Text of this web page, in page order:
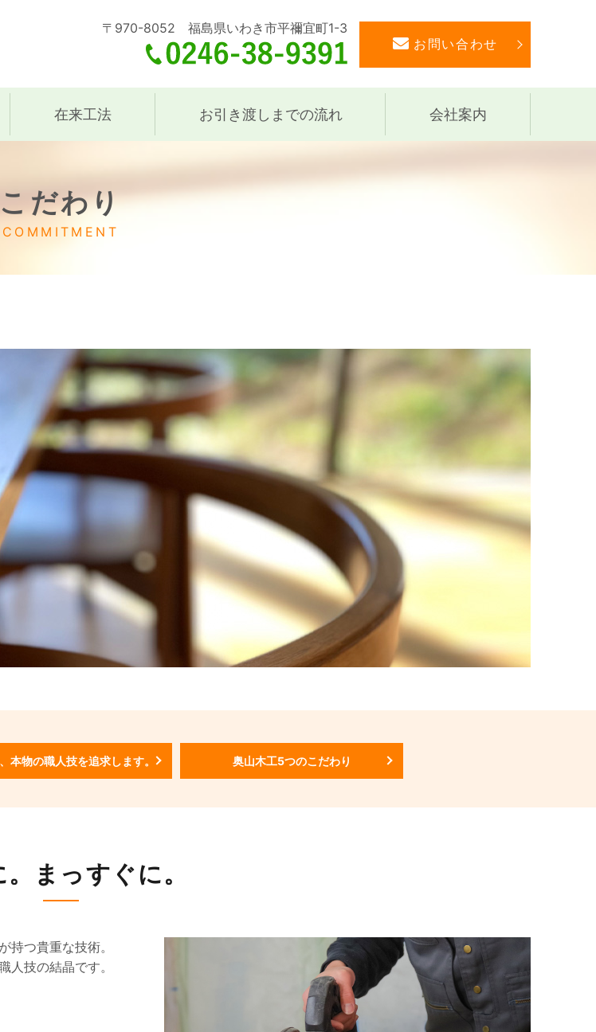
〒970-8052 福島県いわき市平禰宜町1-3
お問い合わせ
在来工法 お引き渡しまでの流れ 会社案内
こだわり
COMMITMENT
本物の職人技を追求します。 奥山木工5つのこだわり
まっすぐに。
つ貴重な技術。
技の結晶です。